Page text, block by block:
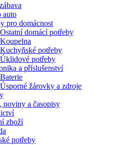
auto
pro domácnost
Ostatní domácí potřeby
Koupelna
Kuchyňské potřeby
Úklidové potřeby
a příslušenství
Baterie
Úsporné žárovky a zdroje
noviny a časopisy
zboží
potřeby